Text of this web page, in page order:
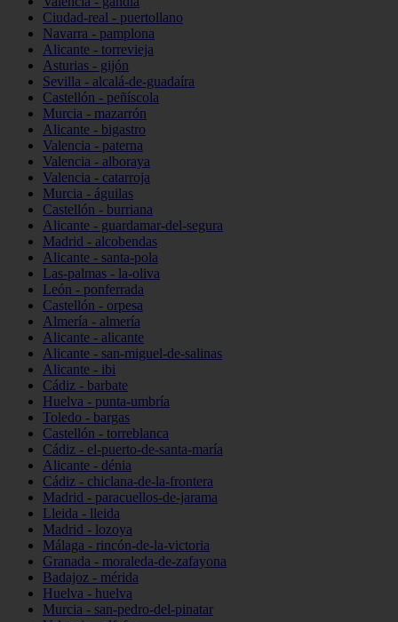
Ciudad-real - puertollano
Navarra - pamplona
Alicante - torrevieja
Asturias - gijón
Sevilla - alcalá-de-guadaíra
Castellón - peñíscola
Murcia - mazarrón
Alicante - bigastro
Valencia - paterna
Valencia - alboraya
Valencia - catarroja
Murcia - águilas
Castellón - burriana
Alicante - guardamar-del-segura
Madrid - alcobendas
Alicante - santa-pola
Las-palmas - la-oliva
León - ponferrada
Castellón - orpesa
Almería - almería
Alicante - alicante
Alicante - san-miguel-de-salinas
Alicante - ibi
Cádiz - barbate
Huelva - punta-umbría
Toledo - bargas
Castellón - torreblanca
Cádiz - el-puerto-de-santa-maría
Alicante - dénia
Cádiz - chiclana-de-la-frontera
Madrid - paracuellos-de-jarama
Lleida - lleida
Madrid - lozoya
Málaga - rincón-de-la-victoria
Granada - moraleda-de-zafayona
Badajoz - mérida
Huelva - huelva
Murcia - san-pedro-del-pinatar